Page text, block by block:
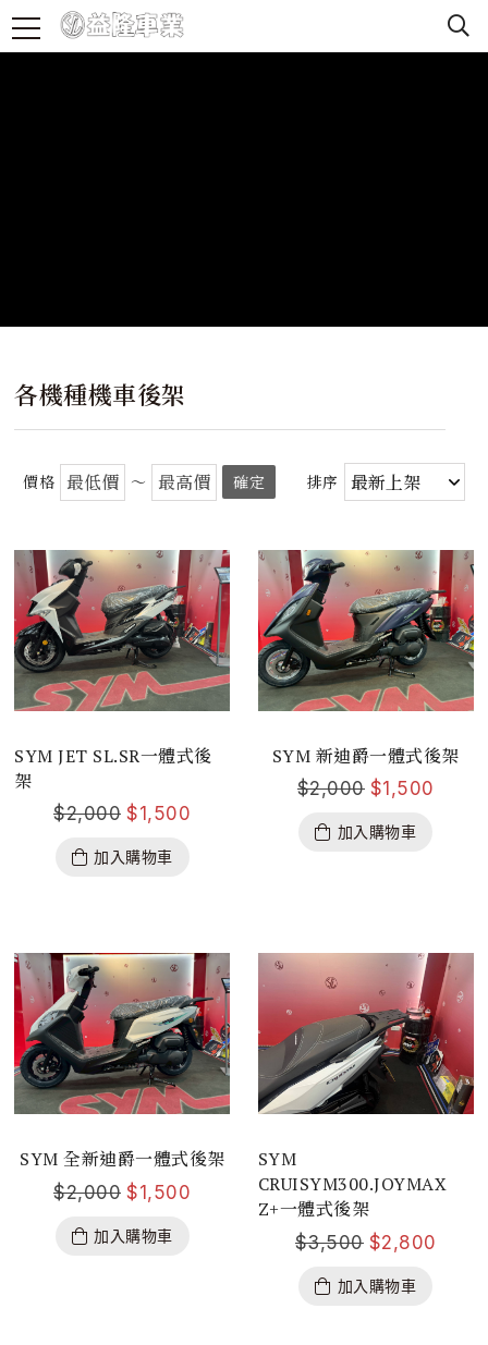
各機種機車後架
價格 ～ 確定 排序
SYM JET SL.SR一體式後
架
$2,000 $1,500
加入購物車
SYM 新迪爵一體式後架
$2,000 $1,500
加入購物車
SYM 全新迪爵一體式後架
$2,000 $1,500
加入購物車
SYM
CRUISYM300.JOYMAX
Z+一體式後架
$3,500 $2,800
加入購物車